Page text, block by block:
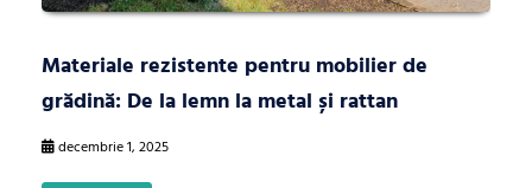
Materiale rezistente pentru mobilier de
grădină: De la lemn la metal și rattan
decembrie 1, 2025